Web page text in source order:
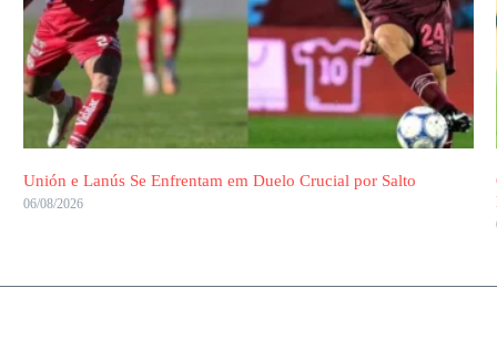
Unión e Lanús Se Enfrentam em Duelo Crucial por Salto
06/08/2026